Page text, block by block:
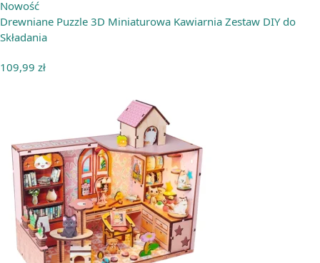
Nowość
Drewniane Puzzle 3D Miniaturowa Kawiarnia Zestaw DIY do
Składania
109,99 zł